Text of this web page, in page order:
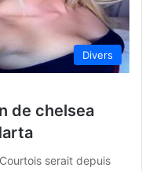
Divers
de chelsea
serait depuis